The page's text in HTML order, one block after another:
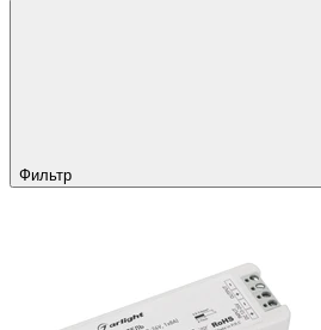
Фильтр